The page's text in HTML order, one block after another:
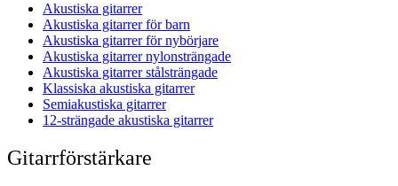
Akustiska gitarrer
Akustiska gitarrer för barn
Akustiska gitarrer för nybörjare
Akustiska gitarrer nylonsträngade
Akustiska gitarrer stålsträngade
Klassiska akustiska gitarrer
Semiakustiska gitarrer
12-strängade akustiska gitarrer
Gitarrförstärkare